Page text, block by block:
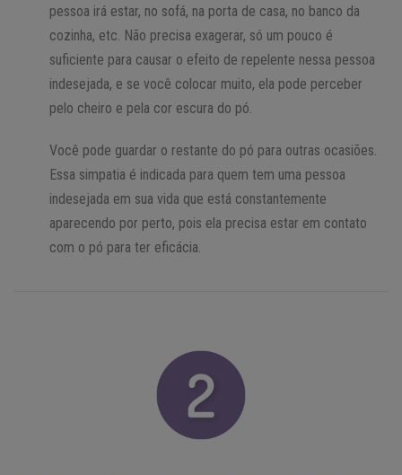
pessoa irá estar, no sofá, na porta de casa, no banco da
cozinha, etc. Não precisa exagerar, só um pouco é
suficiente para causar o efeito de repelente nessa pessoa
indesejada, e se você colocar muito, ela pode perceber
pelo cheiro e pela cor escura do pó.
Você pode guardar o restante do pó para outras ocasiões.
Essa simpatia é indicada para quem tem uma pessoa
indesejada em sua vida que está constantemente
aparecendo por perto, pois ela precisa estar em contato
com o pó para ter eficácia.